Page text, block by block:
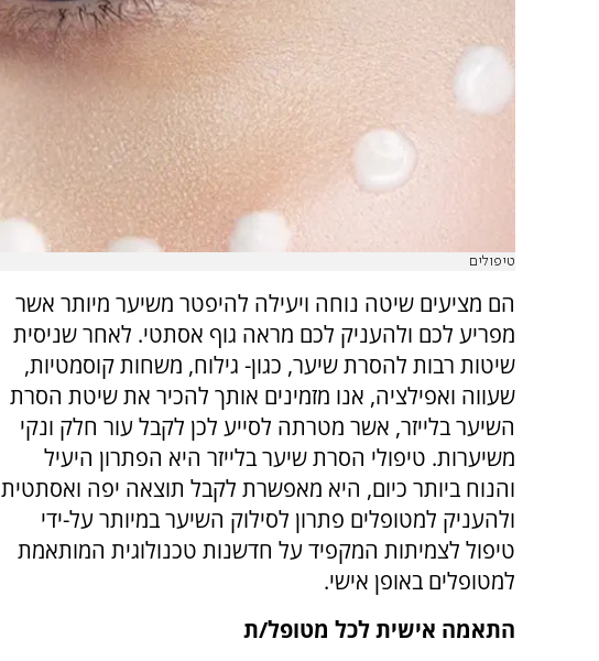
טיפולים
הם מציעים שיטה נוחה ויעילה להיפטר משיער מיותר אשר
מפריע לכם ולהעניק לכם מראה גוף אסתטי. לאחר שניסית
שיטות רבות להסרת שיער, כגון- גילוח, משחות קוסמטיות,
שעווה ואפילציה, אנו מזמינים אותך להכיר את שיטת הסרת
השיער בלייזר, אשר מטרתה לסייע לכן לקבל עור חלק ונקי
משיערות. טיפולי הסרת שיער בלייזר היא הפתרון היעיל
והנוח ביותר כיום, היא מאפשרת לקבל תוצאה יפה ואסתטית
ולהעניק למטופלים פתרון לסילוק השיער במיותר על-ידי
טיפול לצמיתות המקפיד על חדשנות טכנולוגית המותאמת
למטופלים באופן אישי.
התאמה אישית לכל מטופל/ת